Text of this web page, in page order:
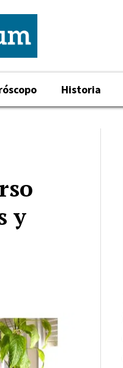
Historia
y